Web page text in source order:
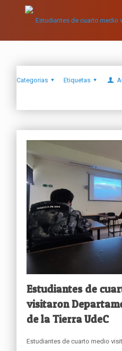
Categorias Etiquetas
Estudiantes de
visitaron
de la Tierra UdeC
Estudiantes de cuarto medio